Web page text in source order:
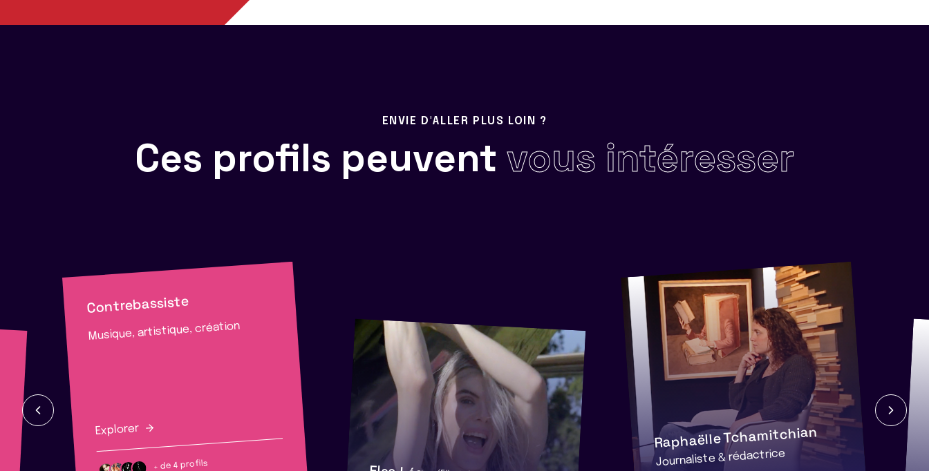
ENVIE D'ALLER PLUS LOIN ?
Ces profils peuvent vous intéresser
Contrebassiste
Musique, artistique, création
Explorer
+ de 4 profils
Raphaëlle Tchamitchian
Journaliste & rédactrice